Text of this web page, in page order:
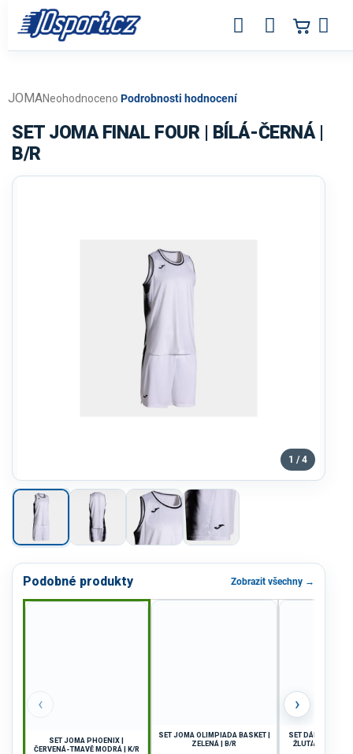
obsah
Průměrné
produktu
Neohodnoceno Podrobnosti hodnocení
JOMA
SET JOMA FINAL FOUR | BÍLÁ-ČERNÁ |
B/R
1 / 4
Podobné produkty Zobrazit všechny →
‹
SET JOMA PHOENIX |
ČERVENÁ-TMAVĚ MODRÁ | K/R
SET JOMA OLIMPIADA BASKET |
ZELENÁ | B/R
SET DÁMSKÝ
ŽLUTÁ-SVĚTLE
›